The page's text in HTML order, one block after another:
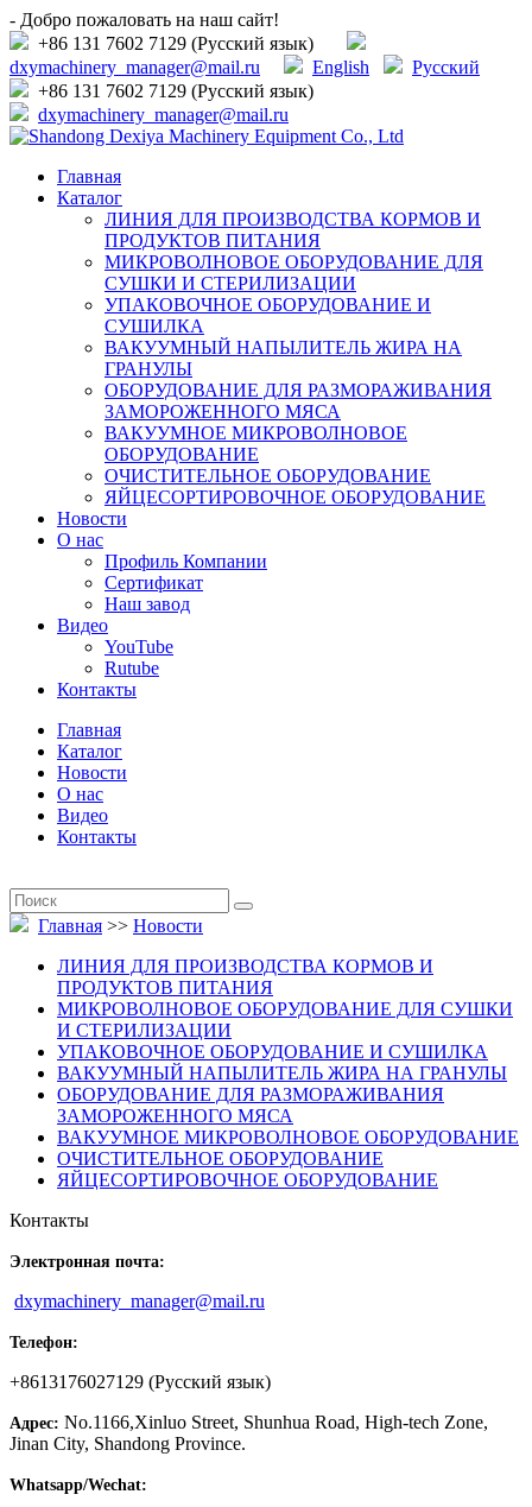
- Добро пожаловать на наш сайт!
+86 131 7602 7129 (Русский язык)
dxymachinery_manager@mail.ru
English
Русский
+86 131 7602 7129 (Русский язык)
dxymachinery_manager@mail.ru
Главная
Каталог
ЛИНИЯ ДЛЯ ПРОИЗВОДСТВА КОРМОВ И
ПРОДУКТОВ ПИТАНИЯ
МИКРОВОЛНОВОЕ ОБОРУДОВАНИЕ ДЛЯ
СУШКИ И СТЕРИЛИЗАЦИИ
УПАКОВОЧНОЕ ОБОРУДОВАНИЕ И
СУШИЛКА
ВАКУУМНЫЙ НАПЫЛИТЕЛЬ ЖИРА НА
ГРАНУЛЫ
ОБОРУДОВАНИЕ ДЛЯ РАЗМОРАЖИВАНИЯ
ЗАМОРОЖЕННОГО МЯСА
ВАКУУМНОЕ МИКРОВОЛНОВОЕ
ОБОРУДОВАНИЕ
ОЧИСТИТЕЛЬНОЕ ОБОРУДОВАНИЕ
ЯЙЦЕСОРТИРОВОЧНОЕ ОБОРУДОВАНИЕ
Новости
О нас
Профиль Компании
Сертификат
Наш завод
Видео
YouTube
Rutube
Контакты
Главная
Каталог
Новости
О нас
Видео
Контакты
Главная >> Новости
ЛИНИЯ ДЛЯ ПРОИЗВОДСТВА КОРМОВ И
ПРОДУКТОВ ПИТАНИЯ
МИКРОВОЛНОВОЕ ОБОРУДОВАНИЕ ДЛЯ СУШКИ
И СТЕРИЛИЗАЦИИ
УПАКОВОЧНОЕ ОБОРУДОВАНИЕ И СУШИЛКА
ВАКУУМНЫЙ НАПЫЛИТЕЛЬ ЖИРА НА ГРАНУЛЫ
ОБОРУДОВАНИЕ ДЛЯ РАЗМОРАЖИВАНИЯ
ЗАМОРОЖЕННОГО МЯСА
ВАКУУМНОЕ МИКРОВОЛНОВОЕ ОБОРУДОВАНИЕ
ОЧИСТИТЕЛЬНОЕ ОБОРУДОВАНИЕ
ЯЙЦЕСОРТИРОВОЧНОЕ ОБОРУДОВАНИЕ
Контакты
Электронная почта:
dxymachinery_manager@mail.ru
Телефон:
+8613176027129 (Русский язык)
Адрес: No.1166,Xinluo Street, Shunhua Road, High-tech Zone,
Jinan City, Shandong Province.
Whatsapp/Wechat: